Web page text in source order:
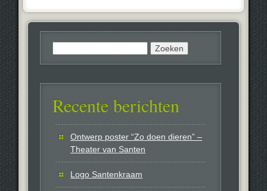
Zoeken
naar:
Recente berichten
Ontwerp poster “Zo doen dieren” –
Theater van Santen
Logo Santenkraam